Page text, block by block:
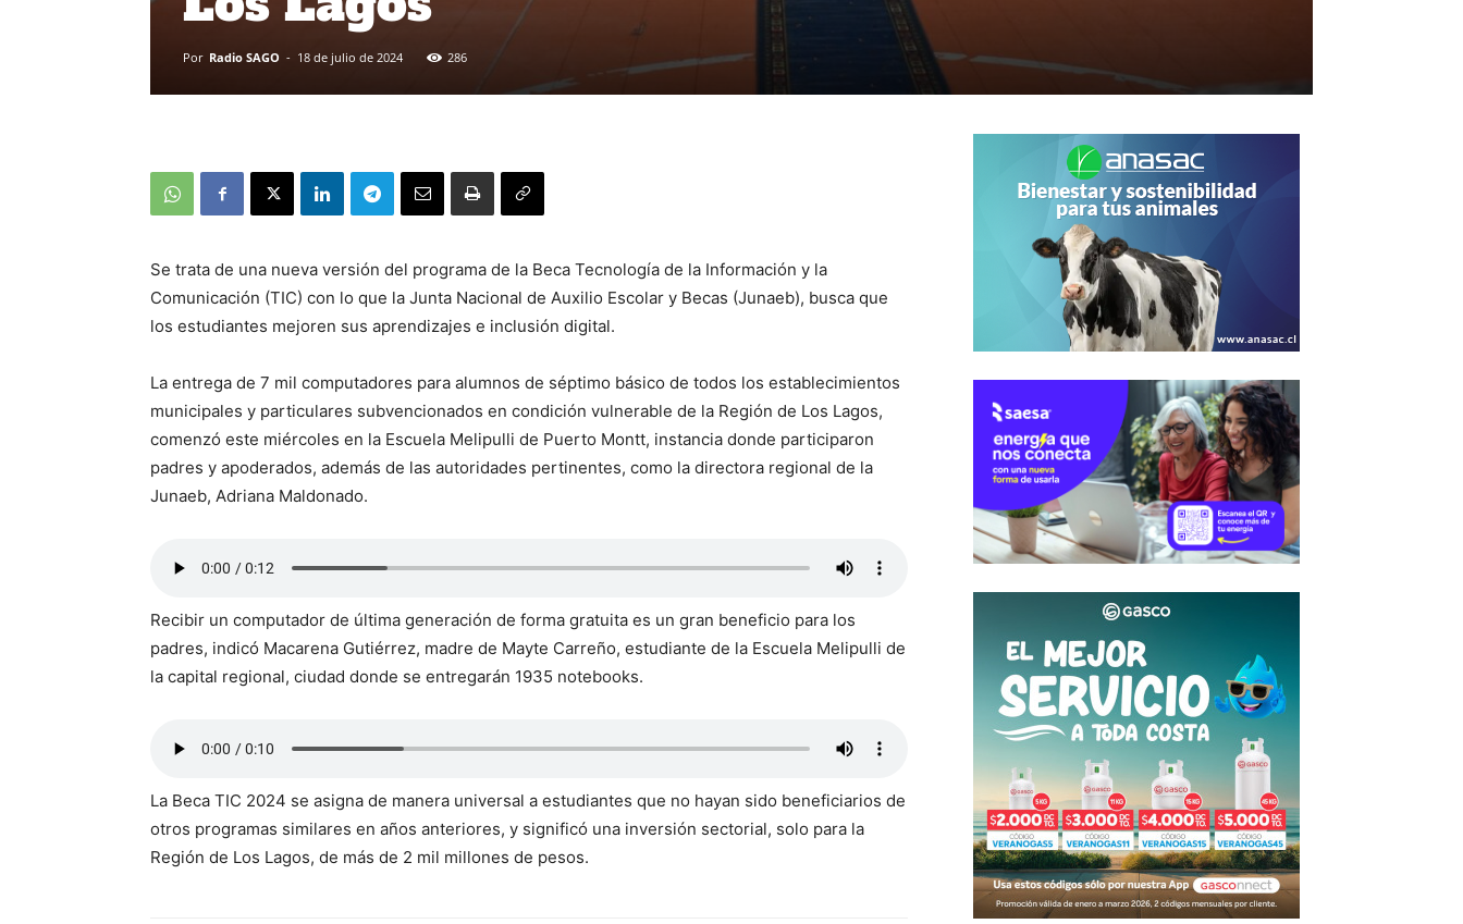
Por Radio SAGO - 18 de julio de 2024 286
Se trata de una nueva versión del programa de la Beca Tecnología de la Información y la
Comunicación (TIC) con lo que la Junta Nacional de Auxilio Escolar y Becas (Junaeb), busca que
los estudiantes mejoren sus aprendizajes e inclusión digital.
La entrega de 7 mil computadores para alumnos de séptimo básico de todos los establecimientos
municipales y particulares subvencionados en condición vulnerable de la Región de Los Lagos,
comenzó este miércoles en la Escuela Melipulli de Puerto Montt, instancia donde participaron
padres y apoderados, además de las autoridades pertinentes, como la directora regional de la
Junaeb, Adriana Maldonado.
Recibir un computador de última generación de forma gratuita es un gran beneficio para los
padres, indicó Macarena Gutiérrez, madre de Mayte Carreño, estudiante de la Escuela Melipulli de
la capital regional, ciudad donde se entregarán 1935 notebooks.
La Beca TIC 2024 se asigna de manera universal a estudiantes que no hayan sido beneficiarios de
otros programas similares en años anteriores, y significó una inversión sectorial, solo para la
Región de Los Lagos, de más de 2 mil millones de pesos.